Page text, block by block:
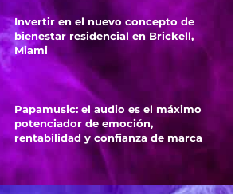
Invertir en el nuevo concepto de
bienestar residencial en Brickell,
Miami
Papamusic: el audio es el máximo
potenciador de emoción,
rentabilidad y confianza de marca